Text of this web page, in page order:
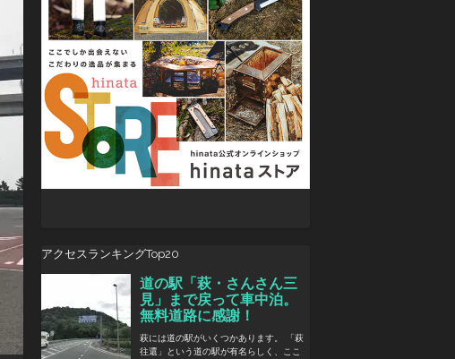
アクセスランキングTop20